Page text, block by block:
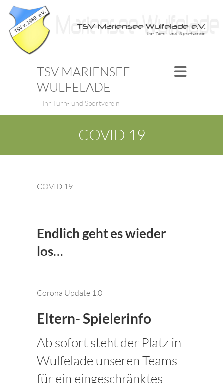
TSV MARIENSEE
WULFELADE
Ihr Turn- und Sportverein
COVID 19
COVID 19
Endlich geht es wieder
los…
Corona Update 1.0
Eltern- Spielerinfo
Ab sofort steht der Platz in
Wulfelade unseren Teams
für ein eingeschränktes